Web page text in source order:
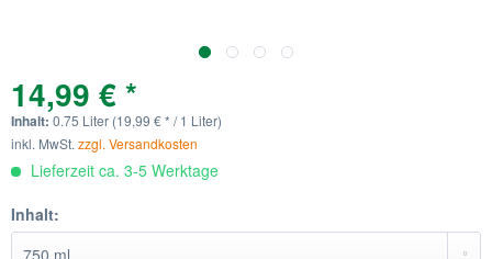
14,99 € *
Inhalt: 0.75 Liter (19,99 € * / 1 Liter)
inkl. MwSt. zzgl. Versandkosten
Lieferzeit ca. 3-5 Werktage
Inhalt: